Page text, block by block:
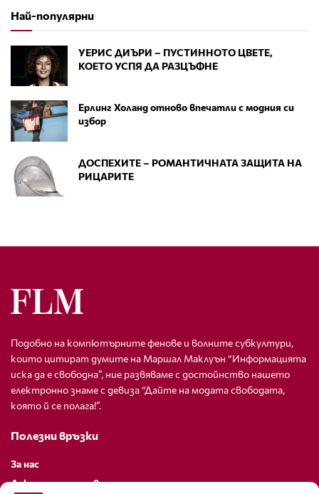
Най-популярни
УЕРИС ДИЪРИ – ПУСТИННОТО ЦВЕТЕ,
КОЕТО УСПЯ ДА РАЗЦЪФНЕ
Ерлинг Холанд отново впечатли с модния си
избор
ДОСПЕХИТЕ – РОМАНТИЧНАТА ЗАЩИТА НА
РИЦАРИТЕ
Подобно на компютърните фенове и волните субкултури,
които цитират думите на Маршал Маклуън “Информацията
иска да е свободна”, ние развяваме с достойнство нашето
електронно знаме с девиза “Дайте на модата свободата,
която й се полага!”.
Полезни връзки
За нас
Декларация за поверителност